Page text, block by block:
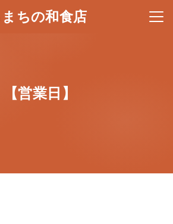
ちの和食店 メニ
【営業日】